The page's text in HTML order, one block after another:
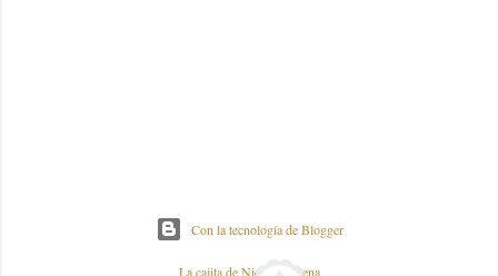
Con la tecnología de Blogger
La cajita de Nieves y Elena